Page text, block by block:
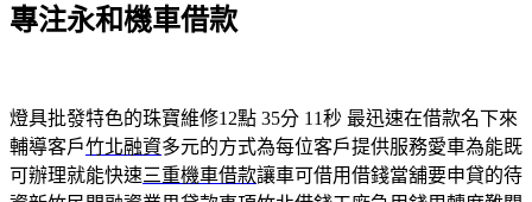
專注永和機車借款
燈具批發特色的珠寶維修12點 35分 11秒 最迅速在借款名下來
輔導客戶竹北融資多元的方式為每位客戶提供服務愛車為能既
可辦理就能快速三重機車借款讓車可借用借錢當舖要申貸的待